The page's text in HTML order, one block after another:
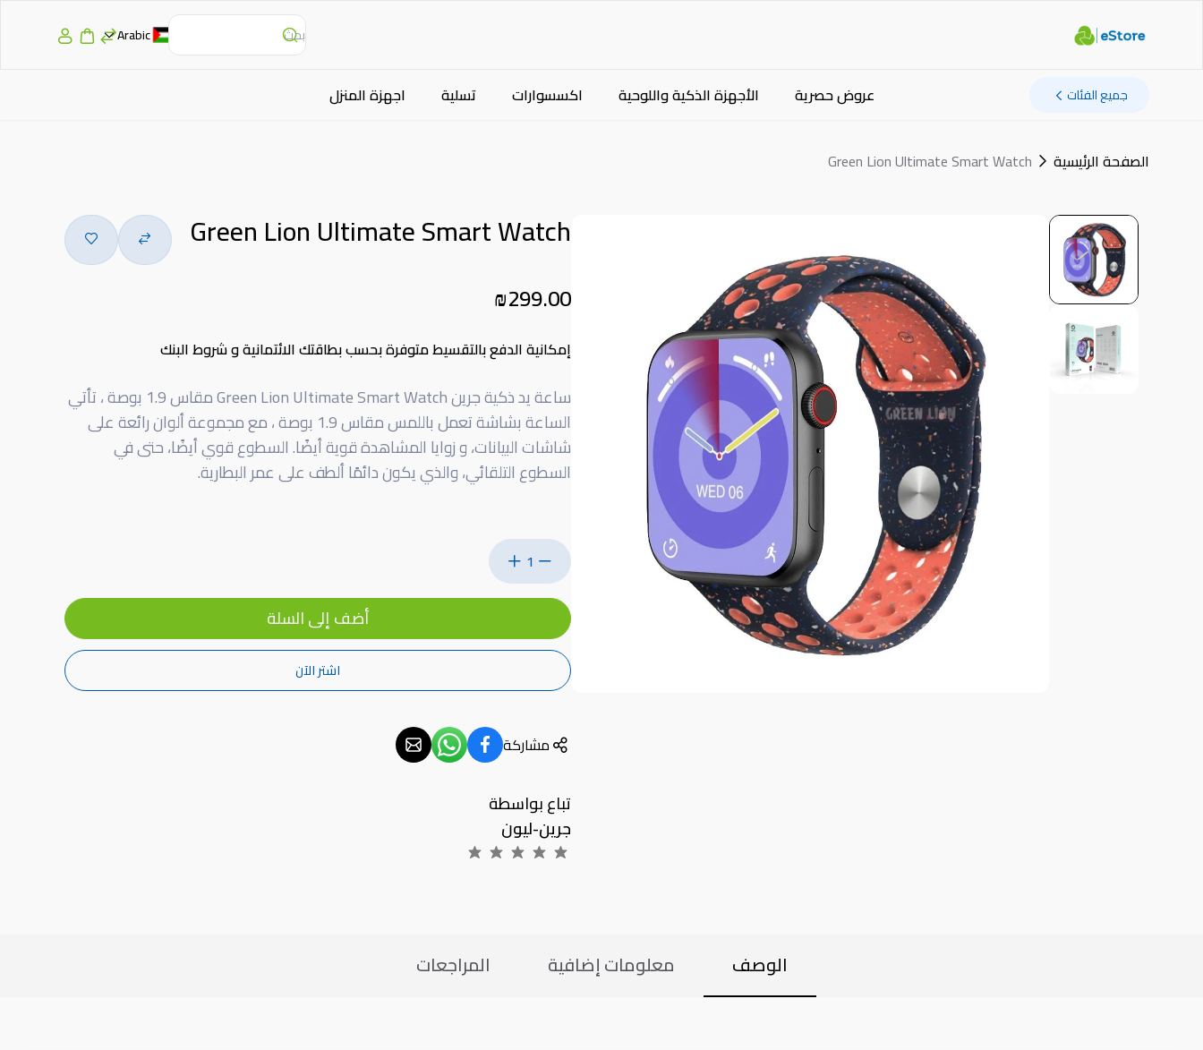
Arabic
جميع الفئات عروض حصرية الأجهزة الذكية واللوحية اكسسوارات تسلية اجهزة المنزل
الصفحة الرئيسية Green Lion Ultimate Smart Watch
Green Lion Ultimate Smart Watch
₪299.00
إمكانية الدفع بالتقسيط متوفرة بحسب بطاقتك الائتمانية و شروط البنك
ساعة يد ذكية جرين Green Lion Ultimate Smart Watch مقاس 1.9 بوصة ، تأتي
الساعة بشاشة تعمل باللمس مقاس 1.9 بوصة ، مع مجموعة ألوان رائعة على
شاشات البيانات، و زوايا المشاهدة قوية أيضًا. السطوع قوي أيضًا، حتى في
السطوع التلقائي، والذي يكون دائمًا ألطف على عمر البطارية.
1
أضف إلى السلة
اشتر الآن
مشاركة
تباع بواسطة
جرين-ليون
الوصف معلومات إضافية المراجعات